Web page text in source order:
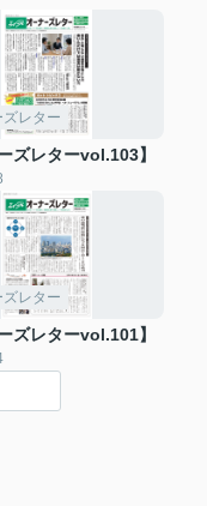
ズレター
ズレターvol.103】
ズレター
ズレターvol.101】